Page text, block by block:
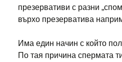
презервативи с разни
върхо презерватива
Има един начин с който
По тая причина спермата